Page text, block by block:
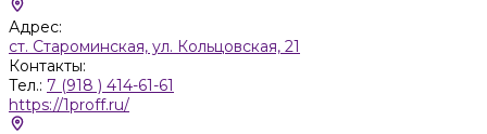
Адрес:
ст. Староминская, ул. Кольцовская, 21
Контакты:
Тел.: 7 (918 ) 414-61-61
https://1proff.ru/